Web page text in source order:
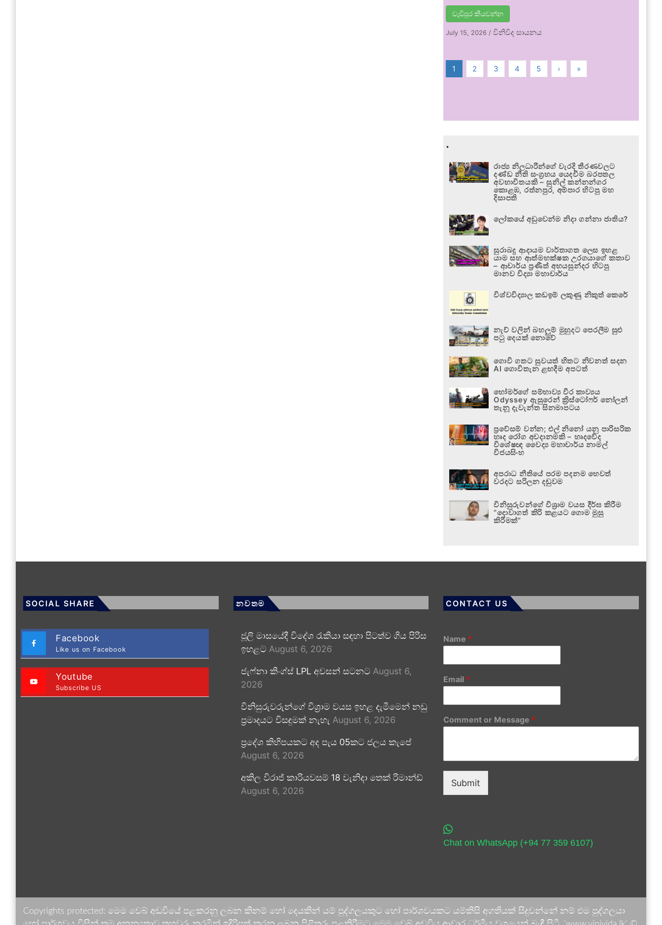
වැඩිපුර කියවන්න
July 15, 2026 /විනිවිද සායනය
1 2 3 4 5 › »
.
රාජ්‍ය නිලධාරීන්ගේ වැරදි තීරණවලට
දණ්ඩ නීති සංග්‍රහය යෙදවීම බරපතල
අවභාවිතයකි – සුනිල් කන්නන්ගර
කොළඹ, රත්නපුර, අම්පාර හිටපු මහ
දිසාපති
ලෝකයේ අඩුවෙන්ම නිදා ගන්නා ජාතිය?
සුරාබදු ආදායම වාර්තාගත ලෙස ඉහළ
යාම සහ ආත්මභක්ෂක උරගයාගේ කතාව
– ආචාර්ය ප්‍රණීත් අභයසුන්දර හිටපු
මානව විද්‍යා මහාචාර්ය
විශ්වවිද්‍යාල කඩඉම් ලකුණු නිකුත් කෙරේ
නැව් වලින් බහලුම් මුහුදට පෙරලීම සුළු
පටු දෙයක් නොවේ
ගොවි ගතට සුවයත් හිතට නිවනත් සදන
AI ගොවිතැන ළඟදීම අපටත්
හෝමර්ගේ සම්භාව්‍ය වීර කාව්‍යය
Odyssey ඇසුරෙන් ක්‍රිස්ටෝෆර් නෝලන්
තැනූ දැවැන්ත සිනමාපටය
ප්‍රවේසම් වන්න; එල් නිනෝ යනු පාරිසරික
හෘද රෝග අවදානමකි – හෘදවේද
විශේෂඥ වෛද්‍ය මහාචාර්ය නාමල්
විජයසිංහ
අපරාධ නීතියේ පරම පදනම හෙවත්
වරදට සරිලන දඬුවම
විනිසුරුවන්ගේ විශ්‍රාම වයස දීර්ඝ කිරීම
“දොවාගත් කිරි කළයට ගොම මුසු
කිරීමක්”
SOCIAL SHARE
Facebook
Like us on Facebook
Youtube
Subscribe US
නවතම
ජූලි මාසයේදී විදේශ රැකියා සඳහා පිටත්ව ගිය පිරිස
ඉහළට August 6, 2026
ජැෆ්නා කිංග්ස් LPL අවසන් සටනට August 6,
2026
විනිසුරුවරුන්ගේ විශ්‍රාම වයස ඉහළ දැමීමෙන් නඩු
ප්‍රමාදයට විසඳුමක් නැහැ August 6, 2026
ප්‍රදේශ කිහිපයකට අද පැය 05කට ජලය කැපේ
August 6, 2026
අකිල විරාජ් කාරියවසම් 18 වැනිදා තෙක් රිමාන්ඩ්
August 6, 2026
CONTACT US
Name *
Email *
Comment or Message *
Submit
Chat on WhatsApp (+94 77 359 6107)
Copyrights protected: මෙම වෙබ් අඩවියේ පළකරනු ලබන කිනම් හෝ දෙයකින් යම් පුද්ගලයකුට හෝ පාර්ශවයකට යම්කිසි අගතියක් සිදුවන්නේ නම් එම පුද්ගලයා